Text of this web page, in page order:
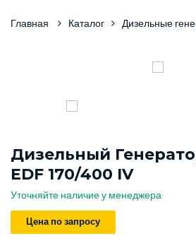
Главная Каталог Дизельные
Дизельный
EDF 170/400 IV
Уточняйте наличие у менеджера
Цена по запросу